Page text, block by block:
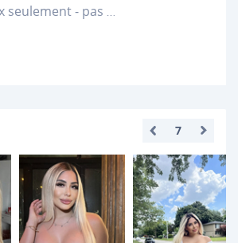
seulement - pas ...
7